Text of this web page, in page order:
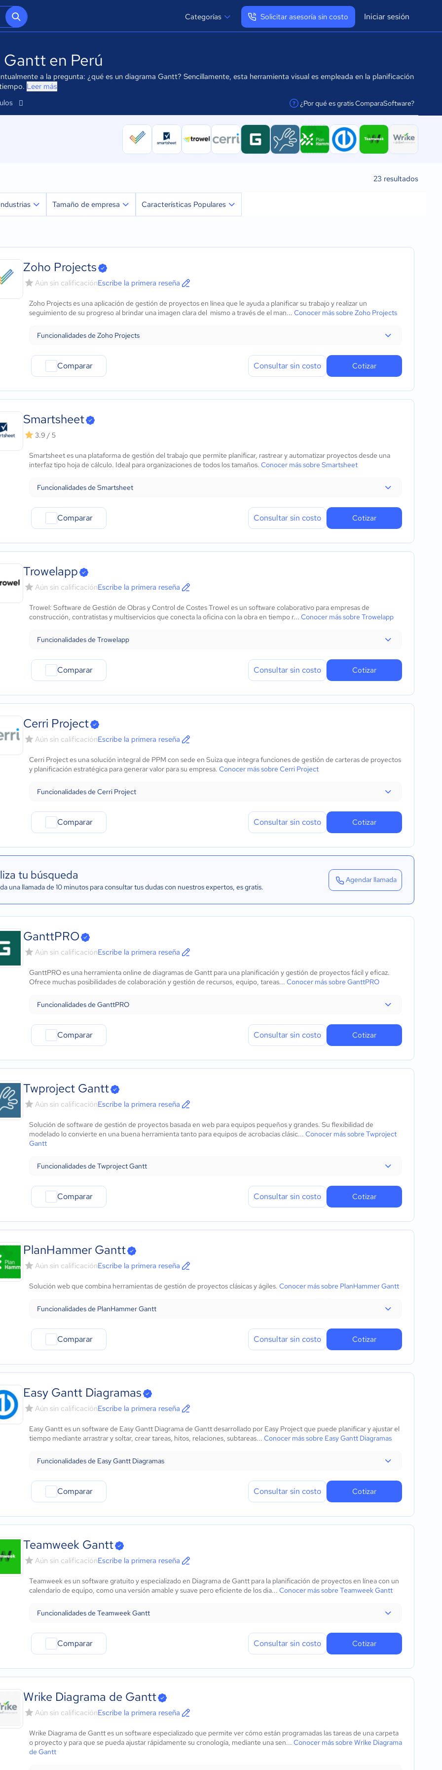
Categorías Solicitar asesoría sin costo Iniciar sesión
Cerrar sesión
en Perú
a la pregunta: ¿qué es un diagrama Gantt? Sencillamente, esta herramienta visual es empleada en la planificación
Leer más
¿Por qué es gratis ComparaSoftware?
facilitar la conexión
23 resultados
iOS Nativo
Android Nativo
Educación
Energía
Hotelería / Viajes
Seguros
Farmacéutica
Bienes raíces
Software / TI
Alimentaria
Manufactura
ONG
Gobierno
Transporte y logística
Marketing y Comunicación
Automotriz
Comercio Electrónico
Metales y Minería
Recursos Humanos
Gastronomía
Aeroespacial y defensa
Turismo
Contabilidad
Moda y textiles
Tamaño de empresa
Mediana: 50 a 249 trabajadores
Características Populares
Gestión de tareas
Código de colores
Seguimiento de hitos
Alertas y notificaciones
Zoho Projects
Aún sin calificaciónEscribe la primera reseña
Zoho Projects es una aplicación de gestión de proyectos en línea que le ayuda a planificar su trabajo y realizar un
seguimiento de su progreso al brindar una imagen clara del mismo a través de el man... Conocer más sobre Zoho Projects
Funcionalidades de Zoho Projects
Comparar Consultar sin costo Cotizar
Smartsheet
3.9 / 5
Smartsheet es una plataforma de gestión del trabajo que permite planificar, rastrear y automatizar proyectos desde una
interfaz tipo hoja de cálculo. Ideal para organizaciones de todos los tamaños. Conocer más sobre Smartsheet
Funcionalidades de Smartsheet
Comparar Consultar sin costo Cotizar
Trowelapp
Aún sin calificaciónEscribe la primera reseña
Trowel: Software de Gestión de Obras y Control de Costes Trowel es un software colaborativo para empresas de
construcción, contratistas y multiservicios que conecta la oficina con la obra en tiempo r... Conocer más sobre Trowelapp
Funcionalidades de Trowelapp
Comparar Consultar sin costo Cotizar
Cerri Project
Aún sin calificaciónEscribe la primera reseña
Cerri Project es una solución integral de PPM con sede en Suiza que integra funciones de gestión de carteras de proyectos
y planificación estratégica para generar valor para su empresa. Conocer más sobre Cerri Project
Funcionalidades de Cerri Project
Comparar Consultar sin costo Cotizar
tu búsqueda
una llamada de 10 minutos para consultar tus dudas con nuestros expertos, es gratis.
Agendar llamada
GanttPRO
Aún sin calificaciónEscribe la primera reseña
GanttPRO es una herramienta online de diagramas de Gantt para una planificación y gestión de proyectos fácil y eficaz.
Ofrece muchas posibilidades de colaboración y gestión de recursos, equipo, tareas... Conocer más sobre GanttPRO
Funcionalidades de GanttPRO
Comparar Consultar sin costo Cotizar
Twproject Gantt
Aún sin calificaciónEscribe la primera reseña
Solución de software de gestión de proyectos basada en web para equipos pequeños y grandes. Su flexibilidad de
modelado lo convierte en una buena herramienta tanto para equipos de acrobacias clásic... Conocer más sobre Twproject
Gantt
Funcionalidades de Twproject Gantt
Comparar Consultar sin costo Cotizar
PlanHammer Gantt
Aún sin calificaciónEscribe la primera reseña
Solución web que combina herramientas de gestión de proyectos clásicas y ágiles. Conocer más sobre PlanHammer Gantt
Funcionalidades de PlanHammer Gantt
Comparar Consultar sin costo Cotizar
Easy Gantt Diagramas
Aún sin calificaciónEscribe la primera reseña
Easy Gantt es un software de Easy Gantt Diagrama de Gantt desarrollado por Easy Project que puede planificar y ajustar el
tiempo mediante arrastrar y soltar, crear tareas, hitos, relaciones, subtareas... Conocer más sobre Easy Gantt Diagramas
Funcionalidades de Easy Gantt Diagramas
Comparar Consultar sin costo Cotizar
Teamweek Gantt
Aún sin calificaciónEscribe la primera reseña
Teamweek es un software gratuito y especializado en Diagrama de Gantt para la planificación de proyectos en línea con un
calendario de equipo, como una versión amable y suave pero eficiente de los dia... Conocer más sobre Teamweek Gantt
Funcionalidades de Teamweek Gantt
Comparar Consultar sin costo Cotizar
Wrike Diagrama de Gantt
Aún sin calificaciónEscribe la primera reseña
Wrike Diagrama de Gantt es un software especializado que permite ver cómo están programadas las tareas de una carpeta
o proyecto y para que se pueda ajustar rápidamente su cronología, mediante una sen... Conocer más sobre Wrike Diagrama
de Gantt